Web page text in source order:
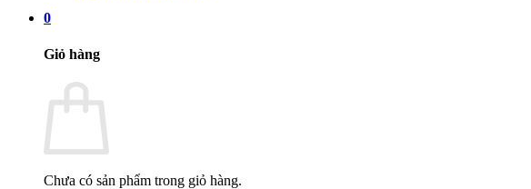
0
Giỏ hàng
Chưa có sản phẩm trong giỏ hàng.